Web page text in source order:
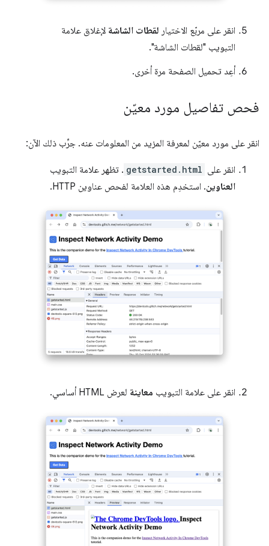
انقر على مربّع الاختيار لقطات الشاشة لإغلاق علامة
التبويب "لقطات الشاشة".
أعِد تحميل الصفحة مرة أخرى.
فحص تفاصيل مورد معيّن
انقر على مورد معيّن لمعرفة المزيد من المعلومات عنه. جرِّب ذلك الآن:
انقر على getstarted.html . تظهر علامة التبويب
العناوين. استخدِم هذه العلامة لفحص عناوين HTTP.
انقر على علامة التبويب معاينة لعرض HTML أساسي.